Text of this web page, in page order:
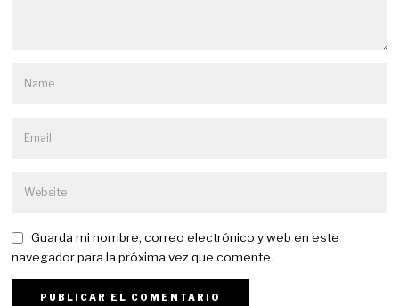
Guarda mi nombre, correo electrónico y web en este
navegador para la próxima vez que comente.